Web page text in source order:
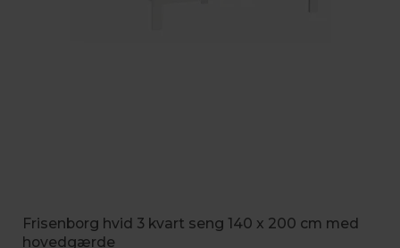
Frisenborg hvid 3 kvart seng 140 x 200 cm med
hovedgærde